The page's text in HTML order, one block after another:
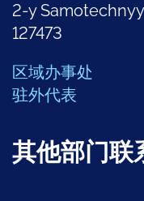
2-y
127473
区域办事处
驻外代表
其他部门联